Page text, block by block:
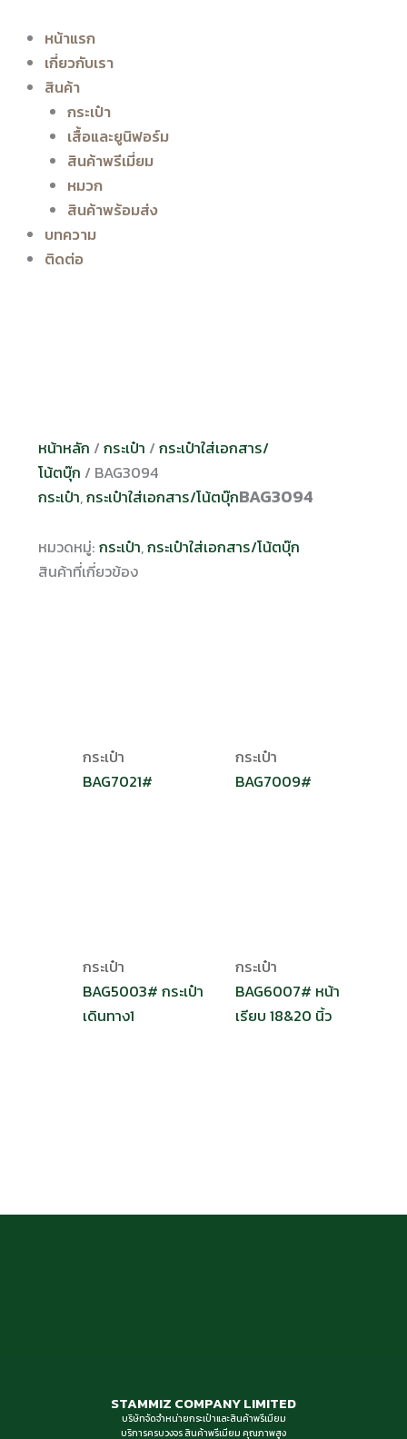
หน้าแรก
เกี่ยวกับเรา
สินค้า
กระเป๋า
เสื้อและยูนิฟอร์ม
สินค้าพรีเมี่ยม
หมวก
สินค้าพร้อมส่ง
บทความ
ติดต่อ
หน้าหลัก / กระเป๋า / กระเป๋าใส่เอกสาร/
โน้ตบุ๊ก / BAG3094
กระเป๋า,กระเป๋าใส่เอกสาร/โน้ตบุ๊กBAG3094
หมวดหมู่: กระเป๋า,กระเป๋าใส่เอกสาร/โน้ตบุ๊ก
สินค้าที่เกี่ยวข้อง
กระเป๋า
BAG7021#
กระเป๋า
BAG7009#
กระเป๋า
BAG5003# กระเป๋า
เดินทาง1
กระเป๋า
BAG6007# หน้า
เรียบ 18&20 นิ้ว
STAMMIZ COMPANY LIMITED
บริษัทจัดจำหน่ายกระเป๋าและสินค้าพรีเมียม
บริการครบวงจร สินค้าพรีเมียม คุณภาพสูง